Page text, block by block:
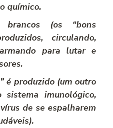
químico.
brancos (os “bons
circulando,
para lutar e
é produzido (um outro
sistema imunológico,
de se espalharem